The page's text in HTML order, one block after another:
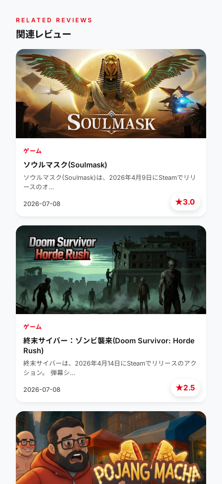
RELATED REVIEWS
関連レビュー
★3.0
ゲーム
ソウルマスク(Soulmask)
ソウルマスク(Soulmask)は、2026年4月9日にSteamでリリ
ースのオ…
2026-07-08
★2.5
ゲーム
終末サイバー：ゾンビ襲来(Doom Survivor: Horde
Rush)
終末サイバーは、2026年4月14日にSteamでリリースのアク
ション。 弾幕シ…
2026-07-08